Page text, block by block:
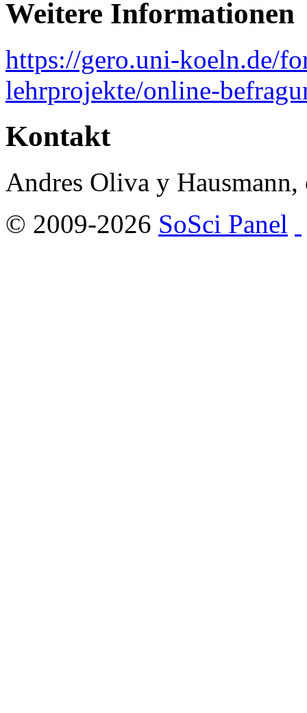
Weitere Informationen
https://gero.uni-koeln.de/
lehrprojekte/online-
Kontakt
Andres Oliva y
© 2009-2026 SoSci Panel